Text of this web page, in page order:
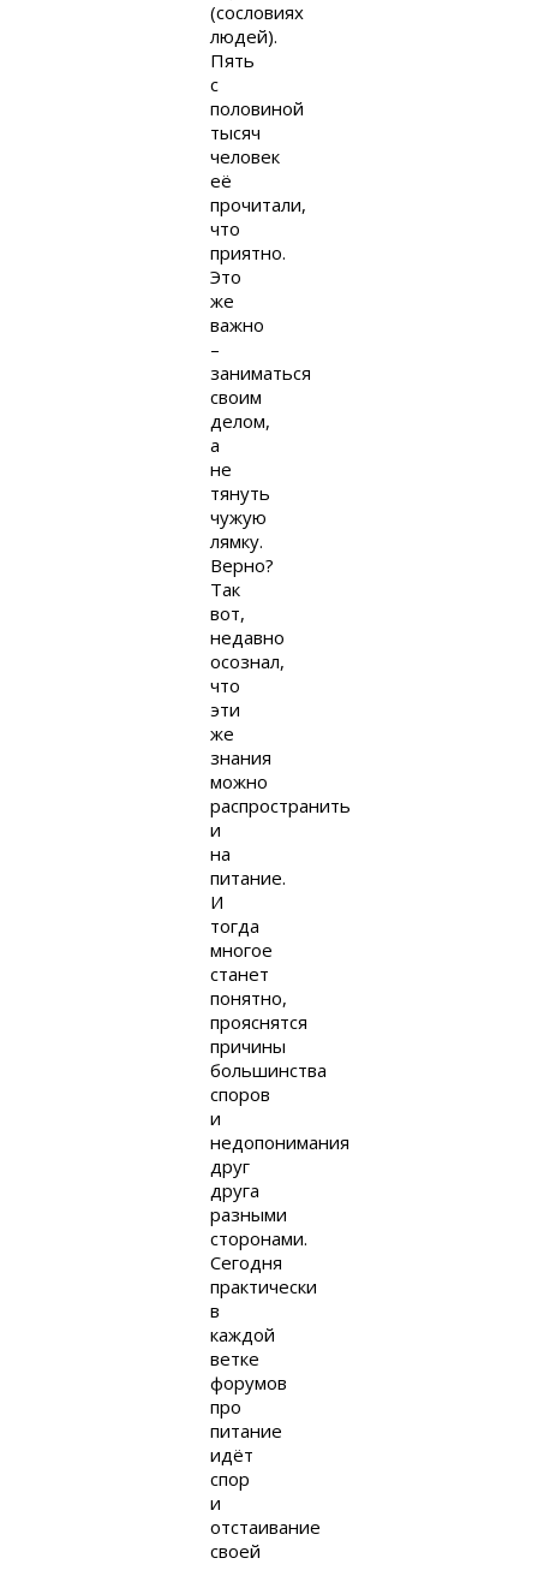
(сословиях
людей).
Пять
с
половиной
тысяч
человек
её
прочитали,
что
приятно.
Это
же
важно
–
заниматься
своим
делом,
а
не
тянуть
чужую
лямку.
Верно?
Так
вот,
недавно
осознал,
что
эти
же
знания
можно
распространить
и
на
питание.
И
тогда
многое
станет
понятно,
прояснятся
причины
большинства
споров
и
недопонимания
друг
друга
разными
сторонами.
Сегодня
практически
в
каждой
ветке
форумов
про
питание
идёт
спор
и
отстаивание
своей